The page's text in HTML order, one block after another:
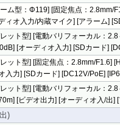
ム型：Φ119] [固定焦点：2.8mm/
ィオ入力/内蔵マイク] [アラーム]
ット型] [電動バリフォーカル：
[オーディオ入力] [SDカード]
ット型] [固定焦点：2.8mm/F1.6]
入力] [SDカード] [DC12V/PoE]
ット型] [電動バリフォーカル：
[ビデオ出力] [オーディオ入/出]
)